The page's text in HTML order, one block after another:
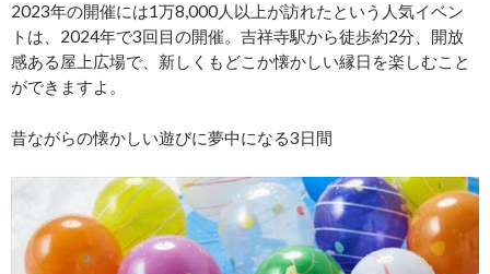
2023年の開催には1万8,000人以上が訪れたという人気イベン
トは、2024年で3回目の開催。吉祥寺駅から徒歩約2分、開放
感ある屋上広場で、新しくもどこか懐かしい縁日を楽しむこと
ができますよ。
昔ながらの懐かしい遊びに夢中になる3日間